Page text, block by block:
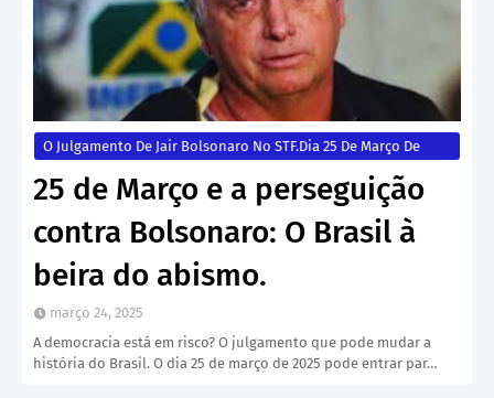
O Julgamento De Jair Bolsonaro No STF.dia 25 De Março De
25 de Março e a perseguição
contra Bolsonaro: O Brasil à
beira do abismo.
março 24, 2025
A democracia está em risco? O julgamento que pode mudar a
história do Brasil. O dia 25 de março de 2025 pode entrar par…